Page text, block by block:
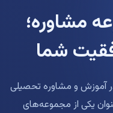
مشاوره؛
شما
تحول در آموزش و مشاوره تحصیلی
یکی از مجموعه‌های